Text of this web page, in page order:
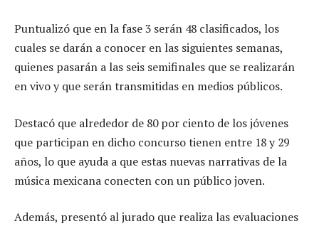
Puntualizó que en la fase 3 serán 48 clasificados, los
cuales se darán a conocer en las siguientes semanas,
quienes pasarán a las seis semifinales que se realizarán
en vivo y que serán transmitidas en medios públicos.
Destacó que alrededor de 80 por ciento de los jóvenes
que participan en dicho concurso tienen entre 18 y 29
años, lo que ayuda a que estas nuevas narrativas de la
música mexicana conecten con un público joven.
Además, presentó al jurado que realiza las evaluaciones